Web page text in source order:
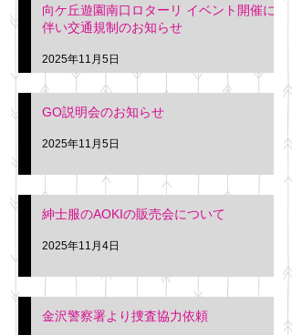
を行います。 神奈川個人
タクシー協同組合 専務 佐
久間
向ケ丘遊園南口ロターリ イベント開催に
伴い交通規制のお知らせ
2025年11月5日
GO説明会のお知らせ
2025年11月5日
紳士服のAOKIの販売会について
2025年11月4日
金沢警察署より捜査協力依頼